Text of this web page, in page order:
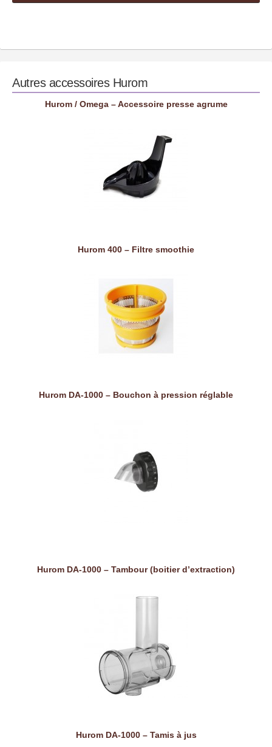
Autres accessoires Hurom
Hurom / Omega – Accessoire presse agrume
Hurom 400 – Filtre smoothie
Hurom DA-1000 – Bouchon à pression réglable
Hurom DA-1000 – Tambour (boitier d’extraction)
Hurom DA-1000 – Tamis à jus